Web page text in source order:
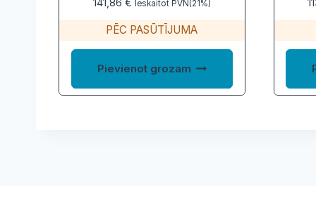
141,86 € Ieskaitot PVN(21%)
PĒC PASŪTĪJUMA
Pievienot grozam